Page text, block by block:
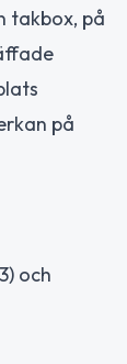
takbox, på
på
och